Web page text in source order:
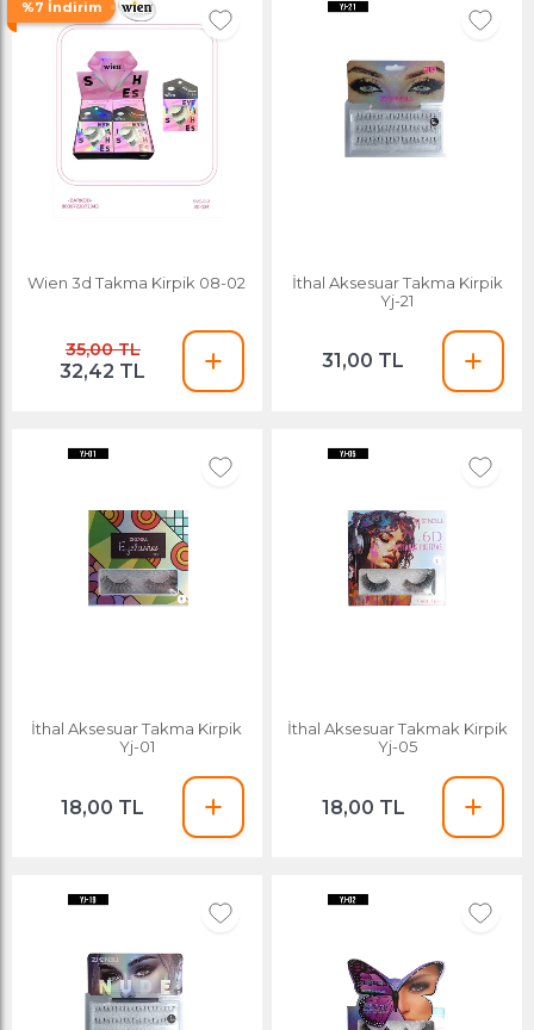
%7 İndirim
Wien 3d Takma Kirpik 08-02
35,00 TL
32,42 TL
İthal Aksesuar Takma Kirpik
Yj-21
31,00 TL
İthal Aksesuar Takma Kirpik
Yj-01
18,00 TL
İthal Aksesuar Takmak Kirpik
Yj-05
18,00 TL